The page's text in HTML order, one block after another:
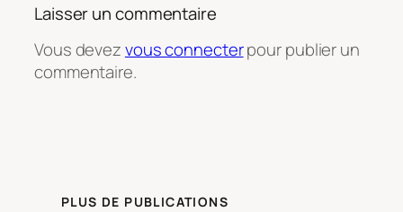
Laisser un commentaire
Vous devezvous connecterpour publier un
commentaire.
PLUS DE PUBLICATIONS